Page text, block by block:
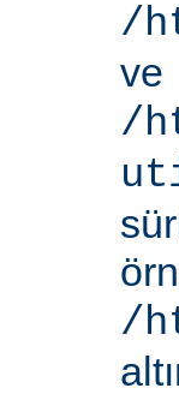
/
ve
/
/